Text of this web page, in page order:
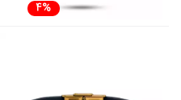
4%